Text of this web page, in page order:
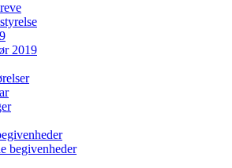
2019
begivenheder